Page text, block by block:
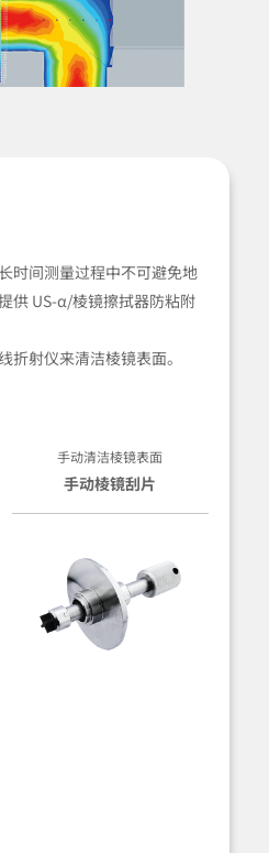
时间测量过程中不可避免地
供 US-α/棱镜擦拭器防粘附
折射仪来清洁棱镜表面。
手动清洁棱镜表面
手动棱镜刮片